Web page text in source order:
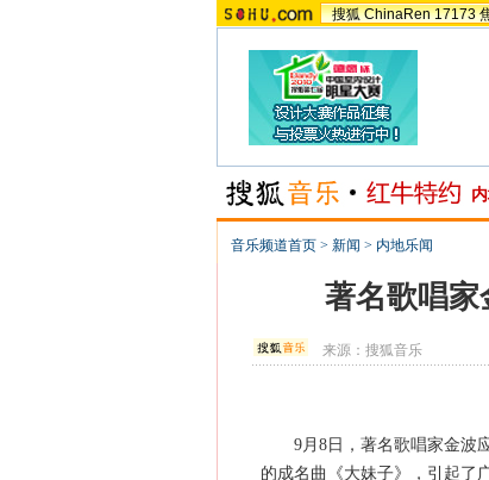
搜狐 ChinaRen 17173
音乐频道首页 > 新闻 > 内地乐闻
著名歌唱
来源：搜狐音乐
9月8日，著名歌唱家金波应
的成名曲《大妹子》，引起了